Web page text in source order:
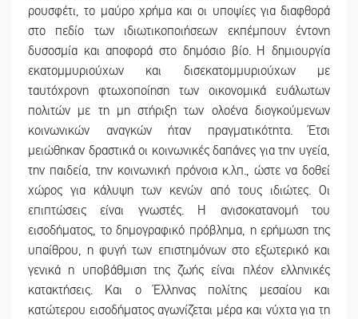
ρουσφέτι, το μαύρο χρήμα και οι υποψίες για διαφθορά
στο πεδίο των ιδιωτικοποιήσεων εκπέμπουν έντονη
δυσοσμία και αποφορά στο δημόσιο βίο. Η δημιουργία
εκατομμυριούχων και δισεκατομμυριούχων με
ταυτόχρονη φτωχοποίηση των οικονομικά ευάλωτων
πολιτών με τη μη στήριξη των ολοένα διογκούμενων
κοινωνικών αναγκών ήταν πραγματικότητα. Έτσι
μειώθηκαν δραστικά οι κοινωνικές δαπάνες για την υγεία,
την παιδεία, την κοινωνική πρόνοια κ.λπ., ώστε να δοθεί
χώρος για κάλυψη των κενών από τους ιδιώτες. Οι
επιπτώσεις είναι γνωστές. Η ανισοκατανομή του
εισοδήματος, το δημογραφικό πρόβλημα, η ερήμωση της
υπαίθρου, η φυγή των επιστημόνων στο εξωτερικό και
γενικά η υποβάθμιση της ζωής είναι πλέον ελληνικές
κατακτήσεις. Και ο Έλληνας πολίτης μεσαίου και
κατώτερου εισοδήματος αγωνίζεται μέρα και νύχτα για τη